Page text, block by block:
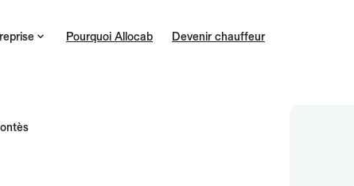
Pourquoi Allocab Devenir chauffeur